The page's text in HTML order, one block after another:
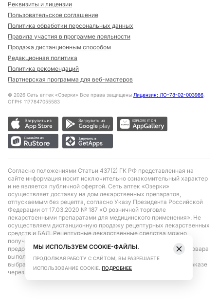
Реквизиты и лицензии
Пользовательское соглашение
Политика обработки персональных данных
Правила участия в программе лояльности
Продажа дистанционным способом
Редакционная политика
Политика рекомендаций
Партнерская программа для веб-мастеров
© 2026 Сеть аптек «Озерки» Все права защищены Лицензия: ЛО-78-02-003986,
ОГРН: 1177847055583
Согласно положениями Статьи 437(2) ГК РФ представленная на
сайте информация носит исключительно ознакомительный характер
и не является публичной офертой. Сеть аптек «Озерки»
осуществляет доставку на дом лекарственных препаратов,
отпускаемым без рецепта, согласно Указу Президента Российской
Федерации от 17.03.2020 № 187 «О розничной торговле
лекарственными препаратами для медицинского применения». Не
осуществляем дистанционную продажу рецептурных лекарственных
средств и БАД. Рецептурные лекарственные средства можно
получить только при помощи самовывоза в аптеке при
предоставлении рецепта, выписанного врачом. Бронирование товара
выполняется при условиях последующего выкупа заказа в
выбранном аптечном пункте. Цена действительна только при заказе
через сайт.
МЫ ИСПОЛЬЗУЕМ COOKIE-ФАЙЛЫ.
ПРОДОЛЖАЯ РАБОТУ С САЙТОМ, ВЫ РАЗРЕШАЕТЕ
ИСПОЛЬЗОВАНИЕ COOKIE. ПОДРОБНЕЕ